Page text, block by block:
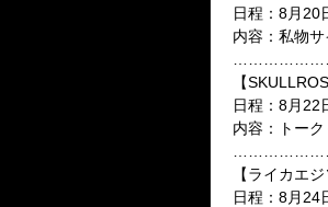
日程： 8月20
内容：私物
【
日程： 8月22
内容：トー
【ライカエ
日程： 8月24